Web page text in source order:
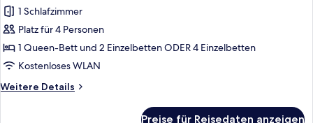
für
Deluxe-
Vierbettzimmer
anzeigen
1 Schlafzimmer
Platz für 4 Personen
1 Queen-Bett und 2 Einzelbetten ODER 4 Einzelbetten
Kostenloses WLAN
Weitere Details
Weitere
Preise für Reisedaten anzeigen